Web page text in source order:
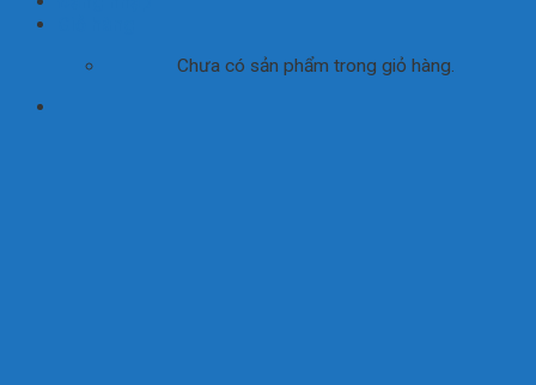
Chưa có sản phẩm trong giỏ hàng.